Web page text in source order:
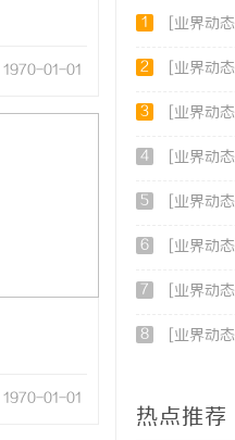
1970-01-01
1970-01-01
1 [业界动态]
2 [业界动态]
3 [业界动态]
4 [业界动态]
5 [业界动态]
6 [业界动态]
7 [业界动态]
8 [业界动态]
热点推荐